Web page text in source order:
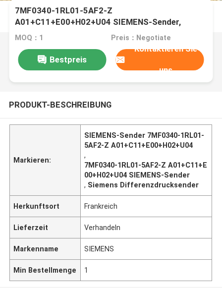
7MF0340-1RL01-5AF2-Z
A01+C11+E00+H02+U04 SIEMENS-Sender,
SIEMENS-Differenzdrucksender
MOQ：1 Preis：Negotiate
Bestpreis
Kontaktieren Sie
uns
PRODUKT-BESCHREIBUNG
Markieren:
SIEMENS-Sender 7MF0340-1RL01-
5AF2-Z A01+C11+E00+H02+U04
,
7MF0340-1RL01-5AF2-Z A01+C11+E
00+H02+U04 SIEMENS-Sender
, Siemens Differenzdrucksender
Herkunftsort Frankreich
Lieferzeit Verhandeln
Markenname SIEMENS
Min Bestellmenge 1